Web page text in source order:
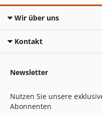
Wir über uns
Kontakt
Newsletter
Nutzen Sie unsere
Abonnenten